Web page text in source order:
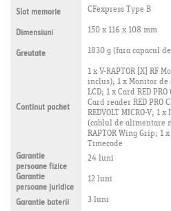
Slot memorie CFexpress Type B
Dimensiuni 150 x 116 x 108 mm
Greutate 1830 g (fara capacul
Continut pachet
1 x V-RAPTOR [X] RF
inclus); 1 x Monitor de
LCD; 1 x Card RED
Card reader RED PRO
REDVOLT MICRO-V; 1
(cablul de alimentare
RAPTOR Wing Grip; 1
Timecode
Garantie
persoane fizice 24 luni
Garantie
persoane juridice 12 luni
Garantie baterii 3 luni